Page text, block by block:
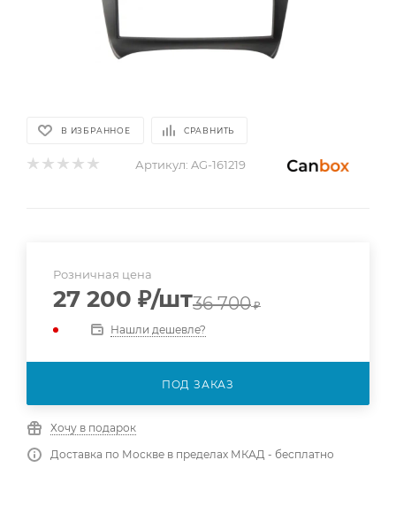
В ИЗБРАННОЕ СРАВНИТЬ
Артикул: AG-161219
Розничная цена
27 200 ₽/шт36 700₽
Нашли дешевле?
ПОД ЗАКАЗ
Хочу в подарок
Доставка по Москве в пределах МКАД - бесплатно